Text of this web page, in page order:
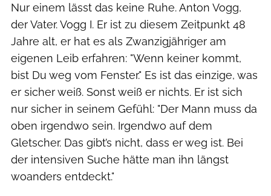
Nur einem lässt das keine Ruhe. Anton Vogg,
der Vater. Vogg I. Er ist zu diesem Zeitpunkt 48
Jahre alt, er hat es als Zwanzigjähriger am
eigenen Leib erfahren: "Wenn keiner kommt,
bist Du weg vom Fenster." Es ist das einzige, was
er sicher weiß. Sonst weiß er nichts. Er ist sich
nur sicher in seinem Gefühl: "Der Mann muss da
oben irgendwo sein. Irgendwo auf dem
Gletscher. Das gibt’s nicht, dass er weg ist. Bei
der intensiven Suche hätte man ihn längst
woanders entdeckt."